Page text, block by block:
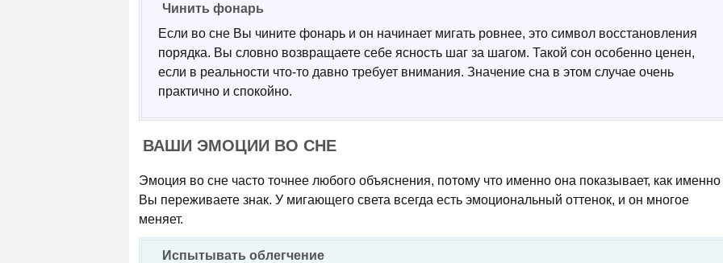
Чинить фонарь
Если во сне Вы чините фонарь и он начинает мигать ровнее, это символ восстановления
порядка. Вы словно возвращаете себе ясность шаг за шагом. Такой сон особенно ценен,
если в реальности что-то давно требует внимания. Значение сна в этом случае очень
практично и спокойно.
ВАШИ ЭМОЦИИ ВО СНЕ
Эмоция во сне часто точнее любого объяснения, потому что именно она показывает, как именно
Вы переживаете знак. У мигающего света всегда есть эмоциональный оттенок, и он многое
меняет.
Испытывать облегчение